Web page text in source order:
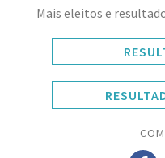
Mais eleitos e